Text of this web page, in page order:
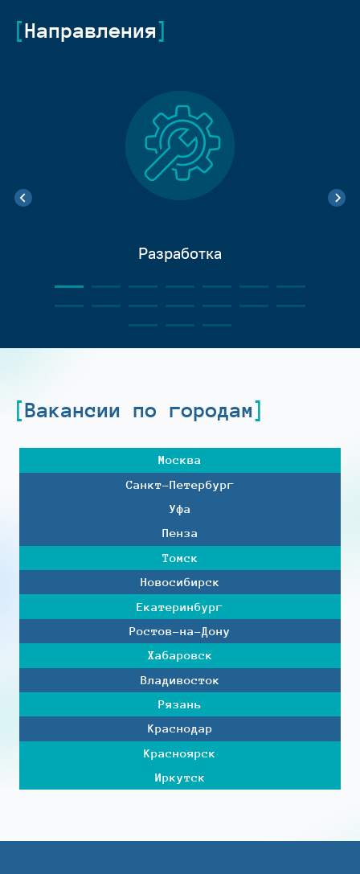
Направления
Разработка
Вакансии по городам
Москва
Санкт-Петербург
Уфа
Пенза
Томск
Новосибирск
Екатеринбург
Ростов-на-Дону
Хабаровск
Владивосток
Рязань
Краснодар
Красноярск
Иркутск